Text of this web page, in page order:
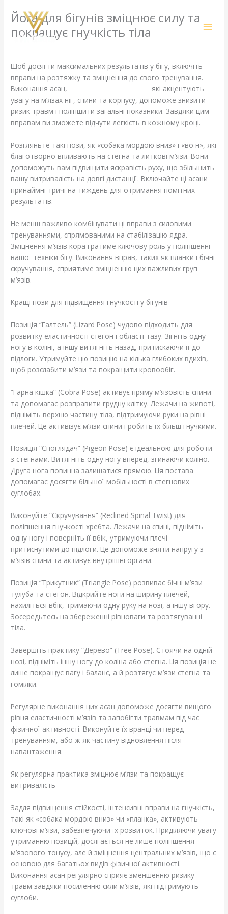
Йога для бігунів зміцнює силу та
покращує гнучкість тіла
Щоб досягти максимальних результатів у бігу, включіть
вправи на розтяжку та зміцнення до свого тренування.
Виконання асан,
які акцентують
увагу на м’язах ніг, спини та корпусу, допоможе знизити
ризик травм і поліпшити загальні показники. Завдяки цим
вправам ви зможете відчути легкість в кожному кроці.
Розгляньте такі пози, як «собака мордою вниз» і «воїн», які
благотворно впливають на стегна та литкові м’язи. Вони
допоможуть вам підвищити яскравість руху, що збільшить
вашу витривалість на довгі дистанції. Включайте ці асани
принаймні тричі на тиждень для отримання помітних
результатів.
Не менш важливо комбінувати ці вправи з силовими
тренуваннями, спрямованими на стабілізацію ядра.
Зміцнення м’язів кора гратиме ключову роль у поліпшенні
вашої техніки бігу. Виконання вправ, таких як планки і бічні
скручування, сприятиме зміцненню цих важливих груп
м’язів.
Кращі пози для підвищення гнучкості у бігунів
Позиція “Галтель” (Lizard Pose) чудово підходить для
розвитку еластичності стегон і області тазу. Зігніть одну
ногу в коліні, а іншу витягніть назад, притискаючи її до
підлоги. Утримуйте цю позицію на кілька глибоких вдихів,
щоб розслабити м’язи та покращити кровообіг.
“Гарна кішка” (Cobra Pose) активує пряму м’язовість спини
та допомагає розправити грудну клітку. Лежачи на животі,
підніміть верхню частину тіла, підтримуючи руки на рівні
плечей. Це активізує м’язи спини і робить їх більш гнучкими.
Позиція “Споглядач” (Pigeon Pose) є ідеальною для роботи
з стегнами. Витягніть одну ногу вперед, згинаючи коліно.
Друга нога повинна залишатися прямою. Ця постава
допомагає досягти більшої мобільності в стегнових
суглобах.
Виконуйте “Скручування” (Reclined Spinal Twist) для
поліпшення гнучкості хребта. Лежачи на спині, підніміть
одну ногу і поверніть її вбік, утримуючи плечі
притиснутими до підлоги. Це допоможе зняти напругу з
м’язів спини та активує внутрішні органи.
Позиція “Трикутник” (Triangle Pose) розвиває бічні м’язи
тулуба та стегон. Відкрийте ноги на ширину плечей,
нахиліться вбік, тримаючи одну руку на нозі, а іншу вгору.
Зосередьтесь на збереженні рівноваги та розтягуванні
тіла.
Завершіть практику “Дерево” (Tree Pose). Стоячи на одній
нозі, підніміть іншу ногу до коліна або стегна. Ця позиція не
лише покращує вагу і баланс, а й розтягує м’язи стегна та
гомілки.
Регулярне виконання цих асан допоможе досягти вищого
рівня еластичності м’язів та запобігти травмам під час
фізичної активності. Виконуйте їх вранці чи перед
тренуванням, або ж як частину відновлення після
навантаження.
Як регулярна практика зміцнює м’язи та покращує
витривалість
Задля підвищення стійкості, інтенсивні вправи на гнучкість,
такі як «собака мордою вниз» чи «планка», активують
ключові м’язи, забезпечуючи їх розвиток. Приділяючи увагу
утриманню позицій, досягається не лише поліпшення
м’язового тонусу, але й зміцнення центральних м’язів, що є
основою для багатьох видів фізичної активності.
Виконання асан регулярно сприяє зменшенню ризику
травм завдяки посиленню сили м’язів, які підтримують
суглоби.